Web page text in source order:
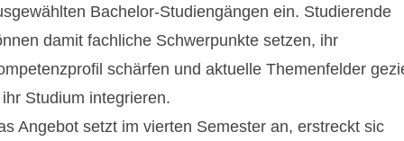
Bachelor-Studiengängen ein. Studierende
damit fachliche Schwerpunkte setzen, ihr
schärfen und aktuelle Themenfelder
Studium integrieren.
Angebot setzt im vierten Semester an, erstreckt sic